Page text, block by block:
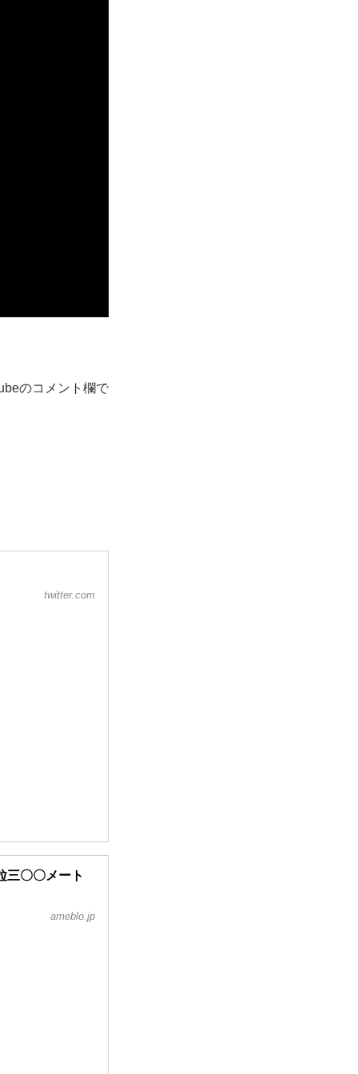
のコメント欄で
twitter.com
三〇〇メート
ameblo.jp